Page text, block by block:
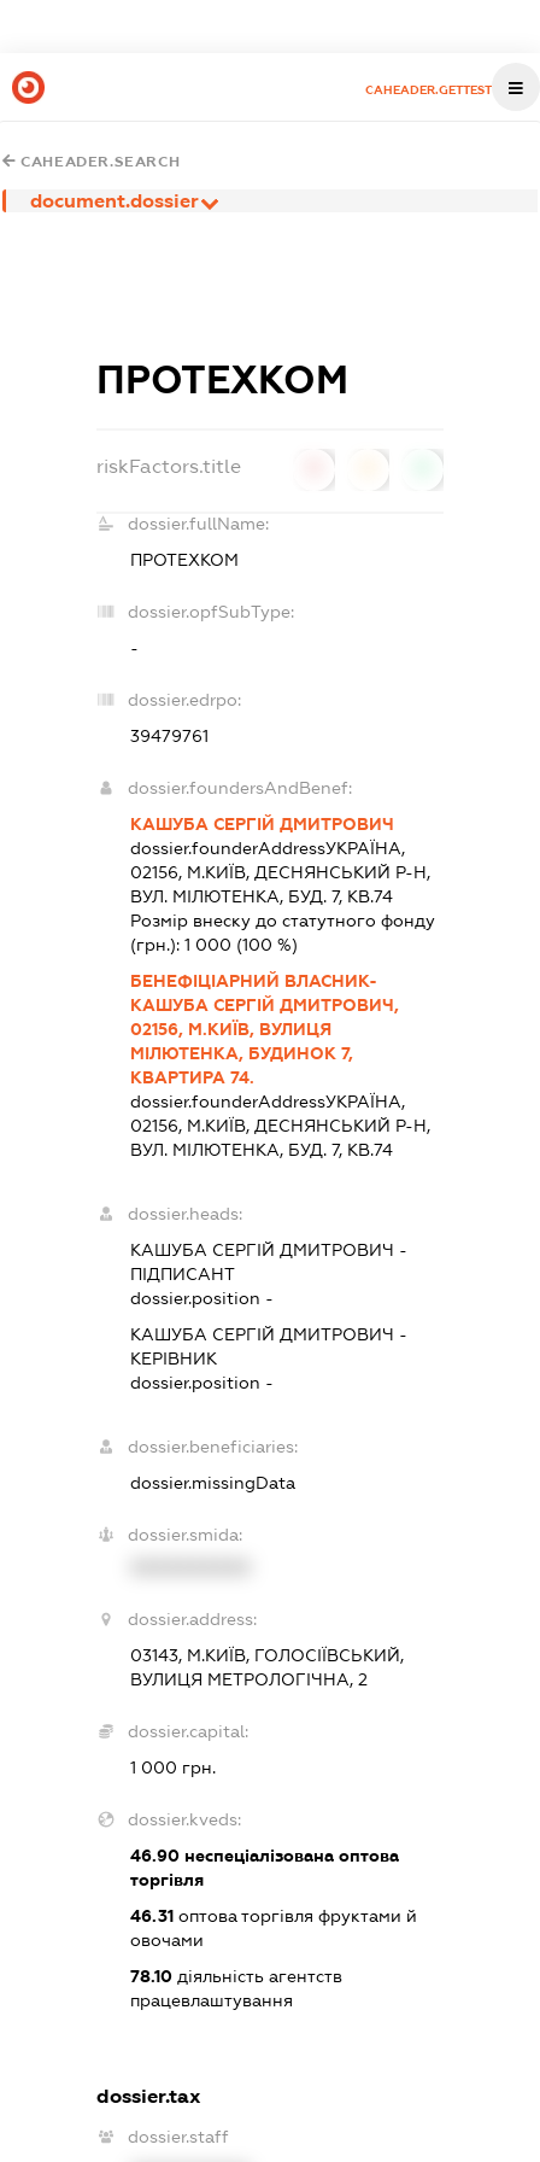
CAHEADER.GETTEST
CAHEADER.SEARCH
document.dossier
ПРОТЕХКОМ
riskFactors.title
dossier.fullName:
ПРОТЕХКОМ
dossier.opfSubType:
-
dossier.edrpo:
39479761
dossier.foundersAndBenef:
КАШУБА СЕРГІЙ ДМИТРОВИЧ
dossier.founderAddressУКРАЇНА,
02156, М.КИЇВ, ДЕСНЯНСЬКИЙ Р-Н,
ВУЛ. МІЛЮТЕНКА, БУД. 7, КВ.74
Розмір внеску до статутного фонду
(грн.): 1 000 (100 %)
БЕНЕФІЦІАРНИЙ ВЛАСНИК-
КАШУБА СЕРГІЙ ДМИТРОВИЧ,
02156, М.КИЇВ, ВУЛИЦЯ
МІЛЮТЕНКА, БУДИНОК 7,
КВАРТИРА 74.
dossier.founderAddressУКРАЇНА,
02156, М.КИЇВ, ДЕСНЯНСЬКИЙ Р-Н,
ВУЛ. МІЛЮТЕНКА, БУД. 7, КВ.74
dossier.heads:
КАШУБА СЕРГІЙ ДМИТРОВИЧ -
ПІДПИСАНТ
dossier.position -
КАШУБА СЕРГІЙ ДМИТРОВИЧ -
КЕРІВНИК
dossier.position -
dossier.beneficiaries:
dossier.missingData
dossier.smida:
dossier.address:
03143, М.КИЇВ, ГОЛОСІЇВСЬКИЙ,
ВУЛИЦЯ МЕТРОЛОГІЧНА, 2
dossier.capital:
1 000 грн.
dossier.kveds:
46.90неспеціалізована оптова
торгівля
46.31оптова торгівля фруктами й
овочами
78.10діяльність агентств
працевлаштування
dossier.tax
dossier.staff